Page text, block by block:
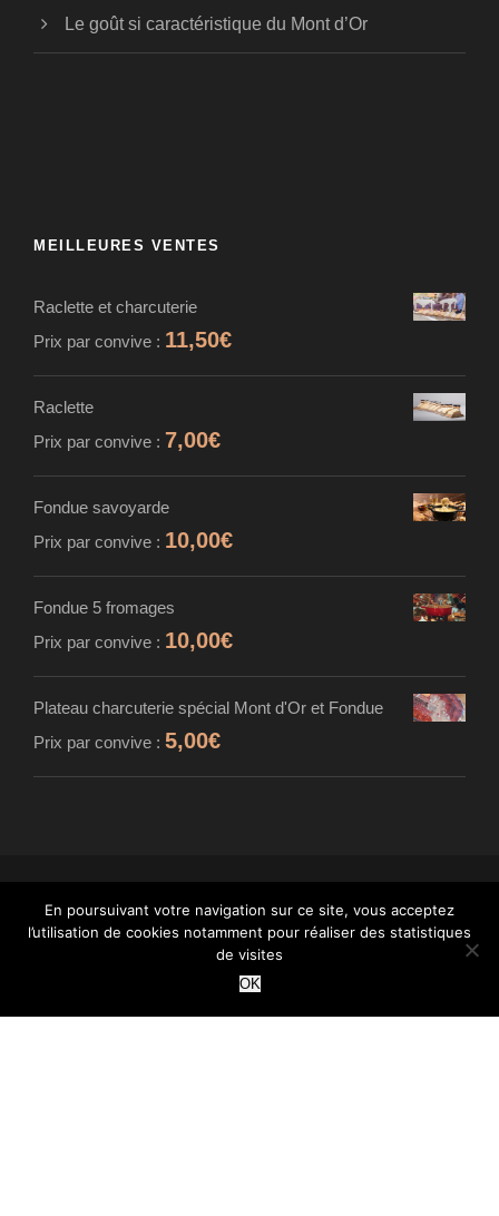
Le goût si caractéristique du Mont d’Or
MEILLEURES VENTES
Raclette et charcuterie
Prix par convive : 11,50€
Raclette
Prix par convive : 7,00€
Fondue savoyarde
Prix par convive : 10,00€
Fondue 5 fromages
Prix par convive : 10,00€
Plateau charcuterie spécial Mont d'Or et Fondue
Prix par convive : 5,00€
© MAISON CARDINET - FROMAGER AFFINEUR
- TOUS DROITS RÉSERVÉS - INTÉGRATION :
WANT
En poursuivant votre navigation sur ce site, vous acceptez
l’utilisation de cookies notamment pour réaliser des statistiques
de visites
OK